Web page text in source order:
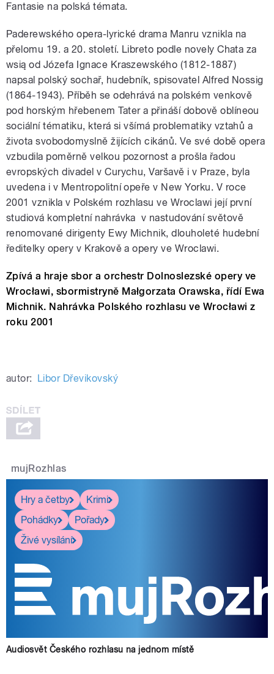
Fantasie na polská témata.
Paderewského opera-lyrické drama Manru vznikla na
přelomu 19. a 20. století. Libreto podle novely Chata za
wsią od Józefa Ignace Kraszewského (1812-1887)
napsal polský sochař, hudebník, spisovatel Alfred Nossig
(1864-1943). Příběh se odehrává na polském venkově
pod horským hřebenem Tater a přináší dobově oblíneou
sociální tématiku, která si všímá problematiky vztahů a
života svobodomyslně žijících cikánů. Ve své době opera
vzbudila poměrně velkou pozornost a prošla řadou
evropských divadel v Curychu, Varšavě i v Praze, byla
uvedena i v Mentropolitní opeře v New Yorku. V roce
2001 vznikla v Polském rozhlasu ve Wroclawi její první
studiová kompletní nahrávka v nastudování světově
renomované dirigenty Ewy Michnik, dlouholeté hudební
ředitelky opery v Krakově a opery ve Wroclawi.
Zpívá a hraje sbor a orchestr Dolnoslezské opery ve
Wrocławi, sbormistryně Małgorzata Orawska, řídí Ewa
Michnik. Nahrávka Polského rozhlasu ve Wrocławi z
roku 2001
autor: Libor Dřevikovský
mujRozhlas
Hry a četby
Krimi
Pohádky
Pořady
Živé vysílání
Audiosvět Českého rozhlasu na jednom místě